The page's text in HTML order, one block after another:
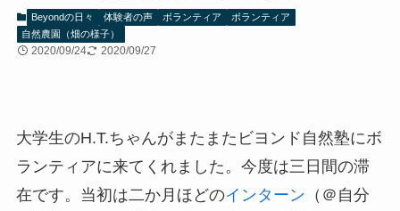
Beyondの日々 体験者の声 ボランティア
ボランティア
自然農園（畑の様子）
2020/09/24 2020/09/27
大学生のH.T.ちゃんがまたまたビヨンド自然塾にボ
ランティアに来てくれました。今度は三日間の滞
在です。当初は二か月ほどのインターン （＠自分